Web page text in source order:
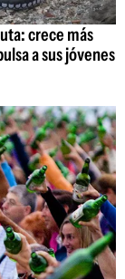
crece más
a sus jóvenes